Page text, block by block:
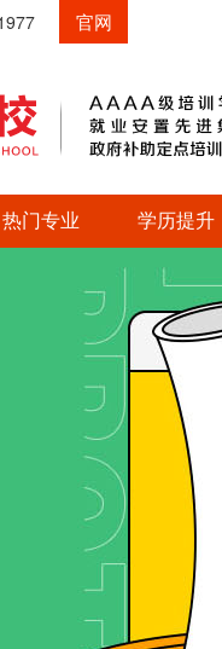
官网
热门专业 学历提升